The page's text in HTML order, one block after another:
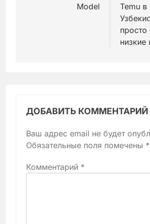
Model
Temu в
просто
низкие
ДОБАВИТЬ КОММЕНТАРИЙ
Ваш адрес email не будет
Обязательные поля помечены *
Комментарий *